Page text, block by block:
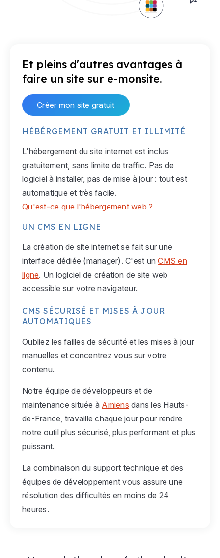
Et pleins d'autres avantages à
faire un site sur e-monsite.
Créer mon site gratuit
HÉBÉRGEMENT GRATUIT ET ILLIMITÉ
L'hébergement du site internet est inclus
gratuitement, sans limite de traffic. Pas de
logiciel à installer, pas de mise à jour : tout est
automatique et très facile.
Qu'est-ce que l'hébergement web ?
UN CMS EN LIGNE
La création de site internet se fait sur une
interface dédiée (manager). C'est unCMS en
ligne. Un logiciel de création de site web
accessible sur votre navigateur.
CMS SÉCURISÉ ET MISES À JOUR
AUTOMATIQUES
Oubliez les failles de sécurité et les mises à jour
manuelles et concentrez vous sur votre
contenu.
Notre équipe de développeurs et de
maintenance située à Amiens dans les Hauts-
de-France, travaille chaque jour pour rendre
notre outil plus sécurisé, plus performant et plus
puissant.
La combinaison du support technique et des
équipes de développement vous assure une
résolution des difficultés en moins de 24
heures.